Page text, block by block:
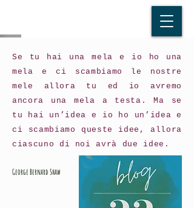
Se tu hai una mela e io ho una
mela e ci scambiamo le nostre
mele allora tu ed io avremo
ancora una mela a testa. Ma se
tu hai un’idea e io ho un’idea e
ci scambiamo queste idee, allora
ciascuno di noi avrà due idee.
George Bernard Shaw